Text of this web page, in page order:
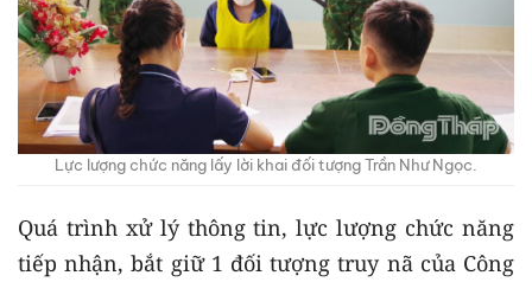
Lực lượng chức năng lấy lời khai đối tượng Trần Như Ngọc.
Quá trình xử lý thông tin, lực lượng chức năng
tiếp nhận, bắt giữ 1 đối tượng truy nã của Công